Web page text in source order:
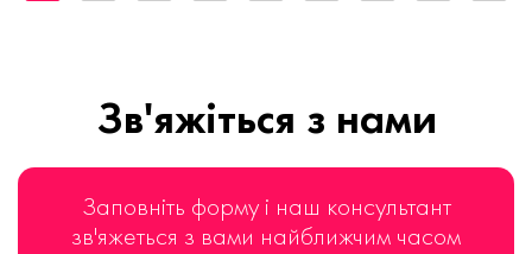
Зв'яжіться з нами
Заповніть форму і наш консультант
зв'яжеться з вами найближчим часом